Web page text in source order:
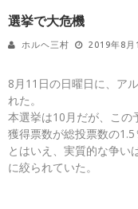
選挙で大危機
ホルヘ三村 2019年8月
8月11日の日曜日に、ア
れた。
本選挙は10月だが、この
獲得票数が総投票数の1.5
とはいえ、実質的な争い
に絞られていた。